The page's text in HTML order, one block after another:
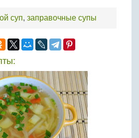
суп, заправочные супы